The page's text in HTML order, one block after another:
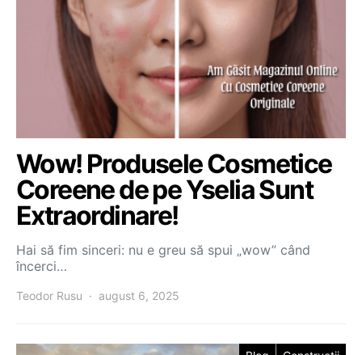
Wow! Produsele Cosmetice
Coreene de pe Yselia Sunt
Extraordinare!
Hai să fim sinceri: nu e greu să spui „wow” când
încerci…
Teodor Rusu august 6, 2025